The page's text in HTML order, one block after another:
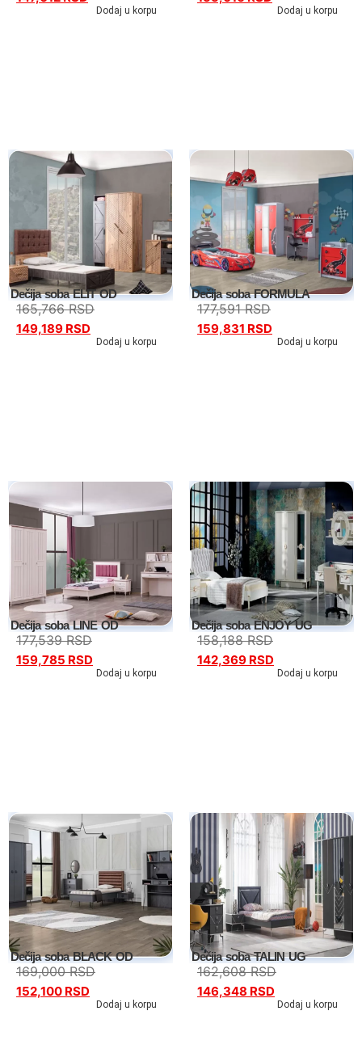
Dodaj u korpu Dodaj u korpu
Dečija soba ELIT OD
165,766RSD
149,189 RSD
Dodaj u korpu
Dečija soba FORMULA
177,591RSD
159,831 RSD
Dodaj u korpu
Dečija soba LINE OD
177,539RSD
159,785 RSD
Dodaj u korpu
Dečija soba ENJOY UG
158,188RSD
142,369 RSD
Dodaj u korpu
Dečija soba BLACK OD
169,000RSD
152,100 RSD
Dodaj u korpu
Dečija soba TALIN UG
162,608RSD
146,348 RSD
Dodaj u korpu
Tv komode
Dnevne sobe
TV komode
Klub stolovi
Specijalne ponude
Dvosedi
Fotelje
Spavaće sobe
Specijalne ponude
Garderoberi – spavaća soba
Stolovi za šminkanje
Dušeci
Dečije sobe
Specijalne ponude